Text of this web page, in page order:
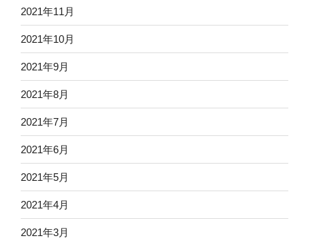
2021年11月
2021年10月
2021年9月
2021年8月
2021年7月
2021年6月
2021年5月
2021年4月
2021年3月